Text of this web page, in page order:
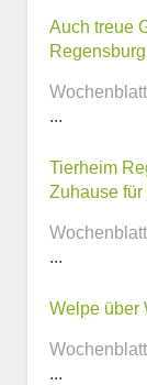
E-
Auch treue
...
Tierheim
Zuhause für
...
Welpe über
...